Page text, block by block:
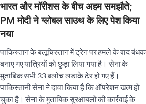
भारत और मॉरीशस के बीच अहम समझौते;
PM मोदी ने ग्लोबल साउथ के लिए पेश किया
नया
पाकिस्तान के बलूचिस्तान में ट्रेन पर हमले के बाद बंधक
बनाए गए यात्रियों को छुड़ा लिया गया है। सेना के
मुताबिक सभी 33 बलोच लड़ाके ढेर हो गए हैं।
पाकिस्तानी सेना ने दावा किया है कि ऑपरेशन खत्म हो
चुका है। सेना के मुताबिक सुरक्षाबलों की कार्रवाई के